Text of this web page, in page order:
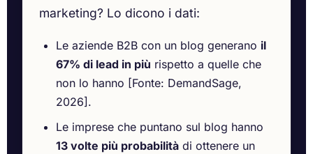
marketing? Lo dicono i dati:
Le aziende B2B con un blog generano il
67% di lead in più rispetto a quelle che
non lo hanno [Fonte: DemandSage,
2026].
Le imprese che puntano sul blog hanno
13 volte più probabilità di ottenere un